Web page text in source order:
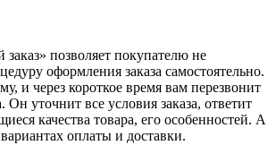
позволяет покупателю не
оформления заказа самостоятельно.
и через короткое время вам перезвонит
Он уточнит все условия заказа, ответит
качества товара, его особенностей. А
оплаты и доставки.